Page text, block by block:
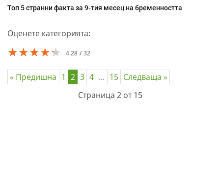
Топ 5 странни факта за 9-тия месец на бременността
Оценете категорията:
★★★★★
★★★★★
★★★★★ 4.28 32
« Предишна 1 2 3 4 … 15 Следваща »
Страница 2 от 15